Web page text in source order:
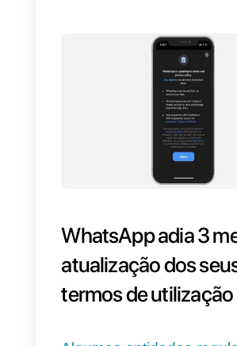
usuários.
Infelizmente, a
WhatsApp
apresenta várias
de ser utilizada em
dispositivos ao
por isso mais